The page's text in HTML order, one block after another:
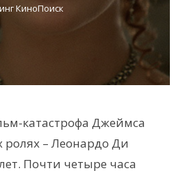
КиноПоиск
катастрофа Джеймса
ролях – Леонардо Ди
Почти четыре часа